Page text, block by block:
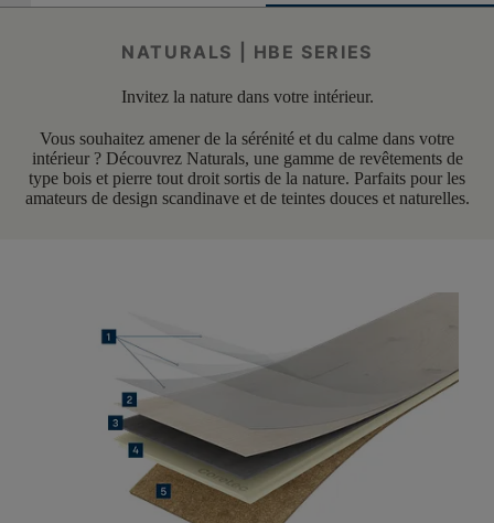
NATURALS | HBE SERIES
Invitez la nature dans votre intérieur.
Vous souhaitez amener de la sérénité et du calme dans votre
intérieur ? Découvrez Naturals, une gamme de revêtements de
type bois et pierre tout droit sortis de la nature. Parfaits pour les
amateurs de design scandinave et de teintes douces et naturelles.